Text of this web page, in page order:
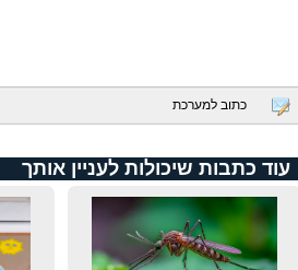
כתוב למערכת
עוד כתבות שיכולות לעניין אותך